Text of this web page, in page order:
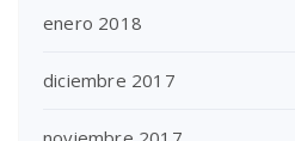
enero 2018
diciembre 2017